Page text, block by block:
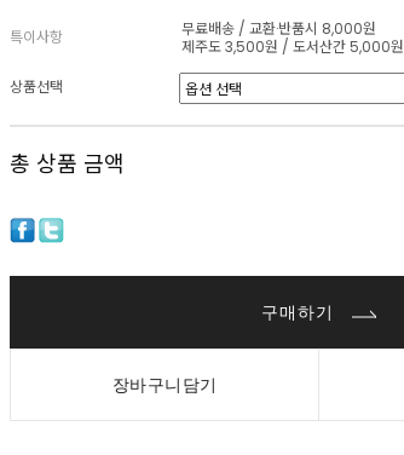
특이사항
무료배송 / 교환·반품시 8,000원
제주도 3,500원 / 도서산간 5,000원
상품선택
총 상품 금액
구매하기
장바구니담기